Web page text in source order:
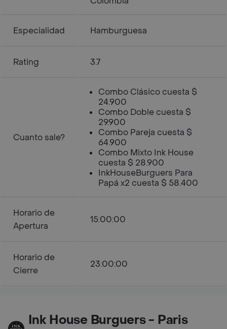
Especialidad Hamburguesa
Rating 3.7
Cuanto sale?
Combo Clásico cuesta $
24.900
Combo Doble cuesta $
29.900
Combo Pareja cuesta $
64.900
Combo Mixto Ink House
cuesta $ 28.900
InkHouseBurguers Para
Papá x2 cuesta $ 58.400
Horario de
Apertura
15:00:00
Horario de
Cierre
23:00:00
Ink House Burguers - Paris